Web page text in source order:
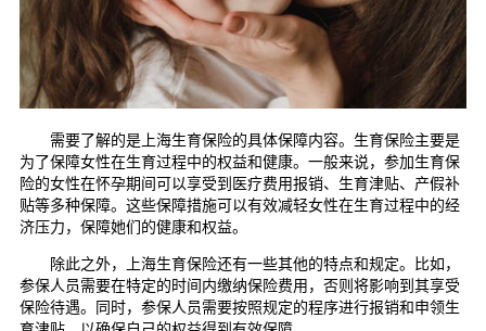
需要了解的是上海生育保险的具体保障内容。生育保险主要是
为了保障女性在生育过程中的权益和健康。一般来说，参加生育保
险的女性在怀孕期间可以享受到医疗费用报销、生育津贴、产假补
贴等多种保障。这些保障措施可以有效减轻女性在生育过程中的经
济压力，保障她们的健康和权益。
除此之外，上海生育保险还有一些其他的特点和规定。比如，
参保人员需要在特定的时间内缴纳保险费用，否则将影响到其享受
保险待遇。同时，参保人员需要按照规定的程序进行报销和申领生